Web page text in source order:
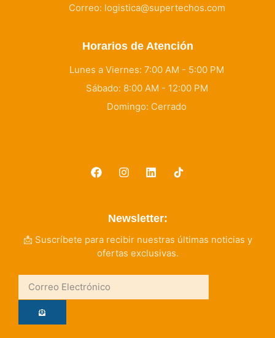
Correo: logistica@supertechos.com
Horarios de Atención
Lunes a Viernes: 7:00 AM - 5:00 PM
Sábado: 8:00 AM - 12:00 PM
Domingo: Cerrado
Newsletter:
📩 Suscríbete para recibir nuestras últimas noticias y
ofertas exclusivas.